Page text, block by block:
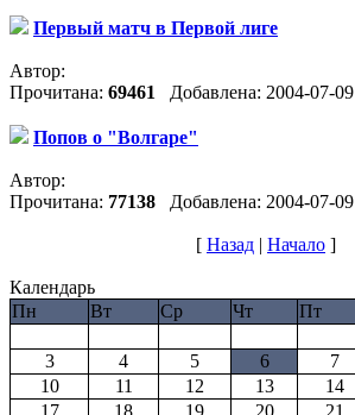
Первый матч в Первой лиге
Автор:
Прочитана: 69461 Добавлена: 2004-07-09
Попов о "Волгаре"
Автор:
Прочитана: 77138 Добавлена: 2004-07-09
[ Назад | Начало ]
Календарь
Пн
Вт Ср Чт Пт
3
4 5 6 7
10
11 12 13 14
17
18 19 20 21